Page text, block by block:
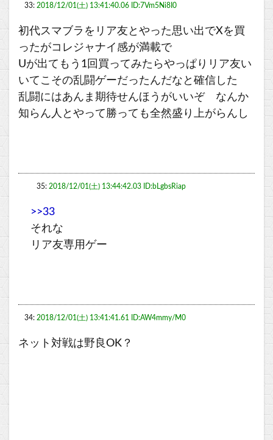
33: 2018/12/01(土) 13:41:40.06 ID:7Vm5Ni8I0
初代スマブラをリア友とやった思い出でXを買
ったがコレジャナイ感が満載で
Uが出てもう1回買ってみたらやっぱりリア友い
いてこその乱闘ゲーだったんだなと確信した
乱闘にはあんま期待せんほうがいいぞ なんか
知らん人とやって勝っても全然盛り上がらんし
35: 2018/12/01(土) 13:44:42.03 ID:bLgbsRiap
>>33
それな
リア友専用ゲー
34: 2018/12/01(土) 13:41:41.61 ID:AW4mmy/M0
ネット対戦は野良OK？